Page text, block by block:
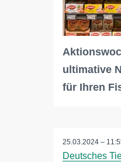
ultimative
für Ihren
25.03.2024 –
Deutsches